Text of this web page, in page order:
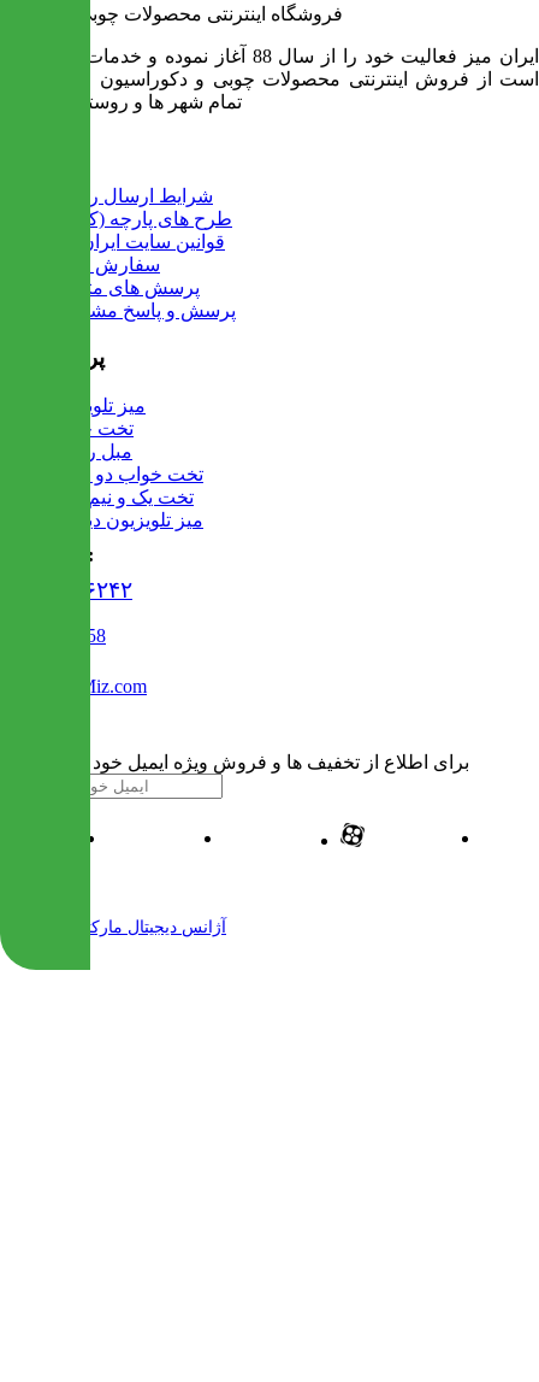
فروشگاه اینترنتی محصولات چوبی ایران میز
ایران میز فعالیت خود را از سال 88 آغاز نموده و خدمات آن عبارت
است از فروش اینترنتی محصولات چوبی و دکوراسیون و ارسال به
تمام شهر ها و روستاهای کشور
شرایط ارسال رایگان
طرح های پارچه (کالیته)
قوانین سایت ایران میز
سفارش عمده
پرسش های متداول
پرسش و پاسخ مشتریان
پرفروش ها
میز تلویزیون
تخت خواب
مبل راحتی
تخت خواب دو طبقه
تخت یک و نیم نفره
میز تلویزیون دیواری
تماس با ما :
۰۲۱۹۱۳۰۶۲۴۲
02122509458
Info@IranMiz.com
برای اطلاع از تخفیف ها و فروش ویژه ایمیل خود را وارد کنید
آژانس دیجیتال مارکتینگ مهرنت